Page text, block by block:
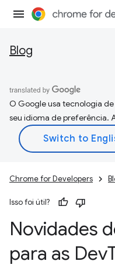
Blog
O Google usa tecnologia
seu idioma de preferência.
Chrome for Developers
Isso foi útil?
Novidades
para as Dev